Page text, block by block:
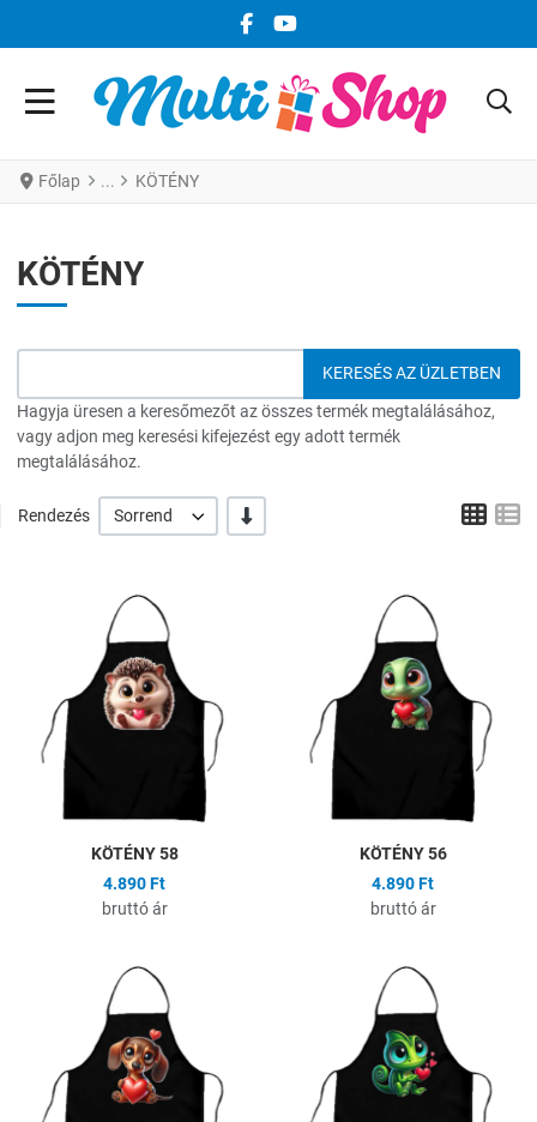
FACEBOOK KÖZÖSSÉGI LINK
YOUTUBE KÖZÖSSÉGI LINK
Főlap KÖTÉNY
KÖTÉNY
Hagyja üresen a keresőmezőt az összes termék megtalálásához,
vagy adjon meg keresési kifejezést egy adott termék
megtalálásához.
Rendezés Sorrend -/+ Grid
Hozzáadás a kívánságlistához
Összehasonlítás
Gyors nézet
KÖTÉNY 58
4.890 Ft
bruttó ár
KÖTÉNY 56
4.890 Ft
bruttó ár
Hozzáadás a kívánságlistához
Összehasonlítás
Gyors nézet